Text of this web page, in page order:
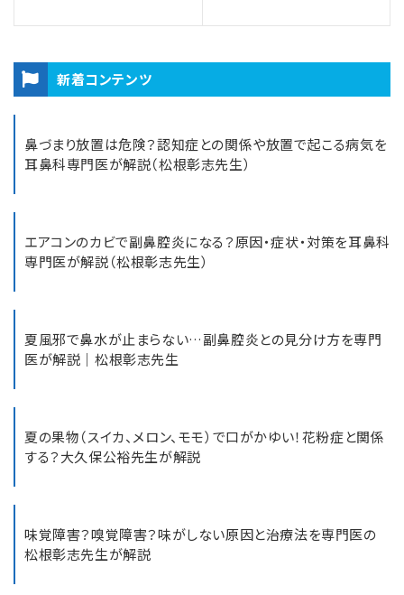
新着コンテンツ
鼻づまり放置は危険？認知症との関係や放置で起こる病気を
耳鼻科専門医が解説（松根彰志先生）
エアコンのカビで副鼻腔炎になる？原因・症状・対策を耳鼻科
専門医が解説（松根彰志先生）
夏風邪で鼻水が止まらない…副鼻腔炎との見分け方を専門
医が解説｜松根彰志先生
夏の果物（スイカ、メロン、モモ）で口がかゆい！花粉症と関係
する？大久保公裕先生が解説
味覚障害？嗅覚障害？味がしない原因と治療法を専門医の
松根彰志先生が解説